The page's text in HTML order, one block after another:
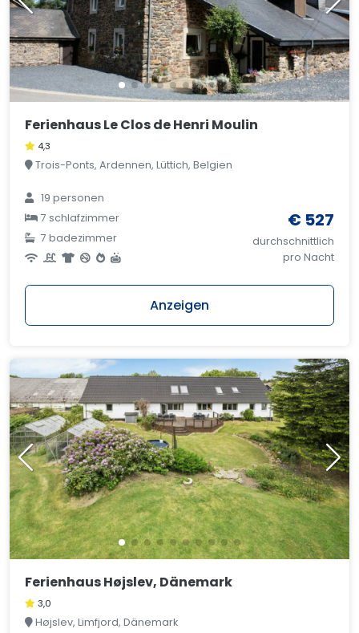
Ferienhaus Le Clos de Henri Moulin
4,3
Trois-Ponts, Ardennen, Lüttich, Belgien
19 personen
7 schlafzimmer
7 badezimmer
€ 527
durchschnittlich
pro Nacht
Anzeigen
Ferienhaus Højslev, Dänemark
3,0
Højslev, Limfjord, Dänemark